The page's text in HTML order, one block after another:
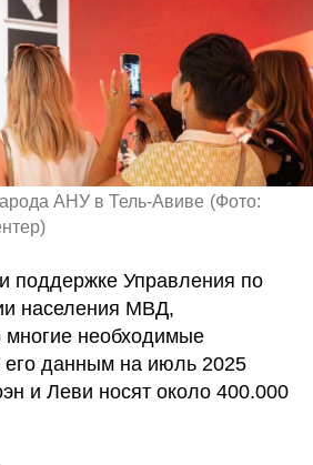
АНУ в Тель-Авиве (Фото:
)
поддержке Управления по
населения МВД,
многие необходимые
его данным на июль 2025
и Леви носят около 400.000